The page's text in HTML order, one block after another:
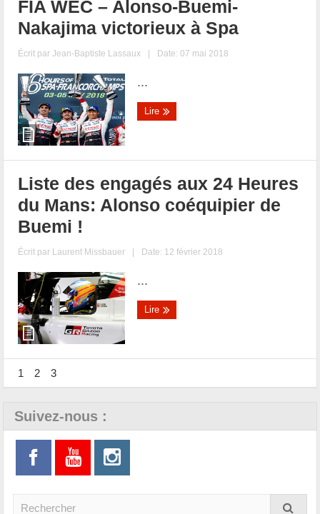
FIA WEC – Alonso-Buemi-
Nakajima victorieux à Spa
Écrit parJean-Baptiste Lassaux | Date: 07 mai 2018
...
Lire
Liste des engagés aux 24 Heures
du Mans: Alonso coéquipier de
Buemi !
Écrit par Laurent Missbauer | Date: 12 février 2018
...
Lire
1 2 3
Suivez-nous :